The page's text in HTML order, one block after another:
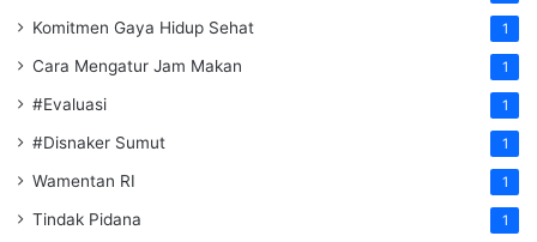
Komitmen Gaya Hidup Sehat 1
Cara Mengatur Jam Makan 1
#Evaluasi 1
#Disnaker Sumut 1
Wamentan RI 1
Tindak Pidana 1